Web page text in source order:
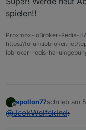
spielen!!
Proxmox-ioBroker-Redis-
https://forum.iobroker.net/
iobroker-redis-ha-
Offline
apollon77schrieb am
zuletzt
@JackWolfskind: